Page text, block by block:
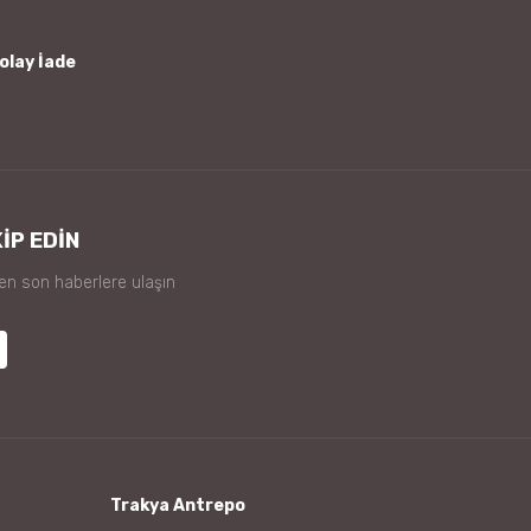
İade
EDİN
son haberlere ulaşın
Trakya Antrepo